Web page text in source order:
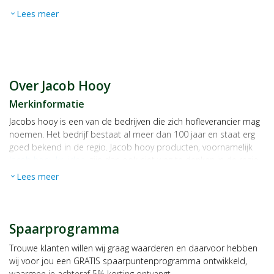
expand_more Lees meer
Over Jacob Hooy
Merkinformatie
Jacobs hooy is een van de bedrijven die zich hofleverancier mag
noemen. Het bedrijf bestaat al meer dan 100 jaar en staat erg
goed bekend in de regio. Jacob hooy producten, voornamelijk
Amsterdam. Jacob hooy staat voor een uitgebreid assortiment
het dan direct aan een van de medewerkers van Broeders
Gezondheidswinkel. Broeders heeft de Jacob hooy producten al
tijden in het assortiment en kan u een bruikbaar advies geven.
expand_more Lees meer
Spaarprogramma
Trouwe klanten willen wij graag waarderen en daarvoor hebben
wij voor jou een GRATIS spaarpuntenprogramma ontwikkeld,